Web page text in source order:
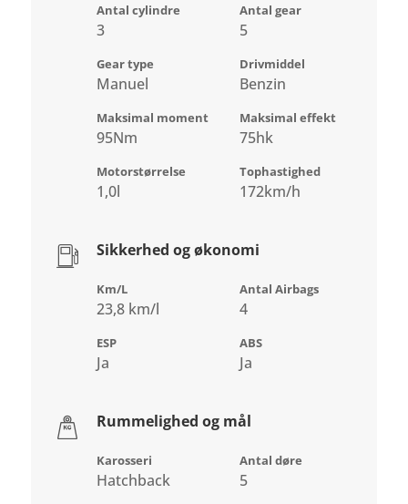
Antal cylindre
3
Antal gear
5
Gear type
Manuel
Drivmiddel
Benzin
Maksimal moment
95Nm
Maksimal effekt
75hk
Motorstørrelse
1,0l
Tophastighed
172km/h
Sikkerhed og økonomi
Km/L
23,8 km/l
Antal Airbags
4
ESP
Ja
ABS
Ja
Rummelighed og mål
Karosseri
Hatchback
Antal døre
5